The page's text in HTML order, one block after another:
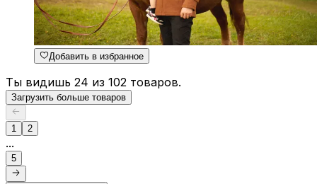
Добавить в избранное
Ты видишь 24 из 102 товаров.
Загрузить больше товаров
1 2
...
5